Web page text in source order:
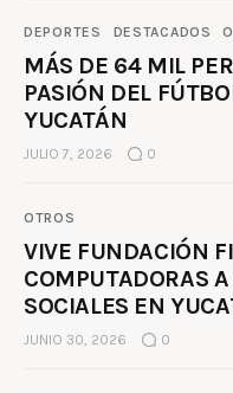
DEPORTES DESTACADOS
MÁS DE 64 MIL
PASIÓN DEL
YUCATÁN
JULIO 7, 2026 0
OTROS
VIVE FUNDACIÓN
COMPUTADORAS
SOCIALES EN
JUNIO 30, 2026 0